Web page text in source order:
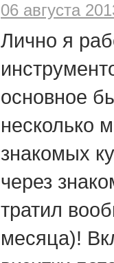
06 августа
Лично я
основное
несколько
знакомых
через
тратил
месяца)!